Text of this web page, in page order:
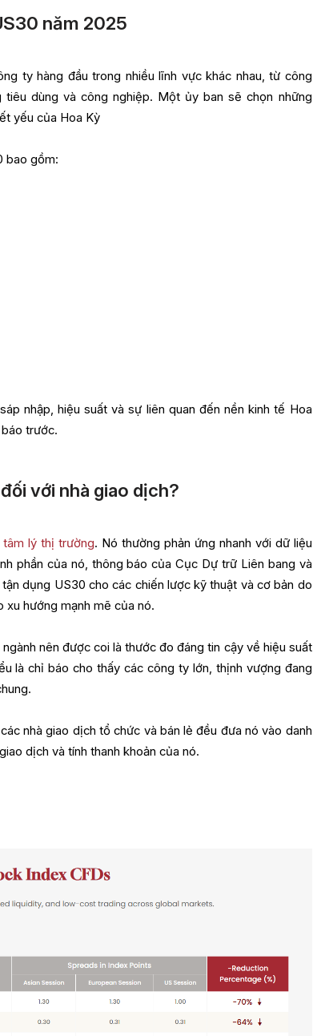
năm 2025
ty hàng đầu trong nhiều lĩnh vực khác nhau, từ công
dùng và công nghiệp. Một ủy ban sẽ chọn những
yếu của Hoa Kỳ
bao gồm:
nhập, hiệu suất và sự liên quan đến nền kinh tế Hoa
trước.
với nhà giao dịch?
tâm lý thị trường. Nó thường phản ứng nhanh với dữ liệu
phần của nó, thông báo của Cục Dự trữ Liên bang và
dụng US30 cho các chiến lược kỹ thuật và cơ bản do
xu hướng mạnh mẽ của nó.
nên được coi là thước đo đáng tin cậy về hiệu suất
là chỉ báo cho thấy các công ty lớn, thịnh vượng đang
nhà giao dịch tổ chức và bán lẻ đều đưa nó vào danh
dịch và tính thanh khoản của nó.